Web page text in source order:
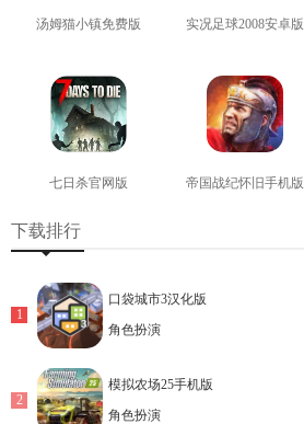
汤姆猫小镇免费版 实况足球2008安卓版
七日杀官网版 帝国战纪怀旧手机版
下载排行
口袋城市3汉化版
角色扮演
模拟农场25手机版
角色扮演